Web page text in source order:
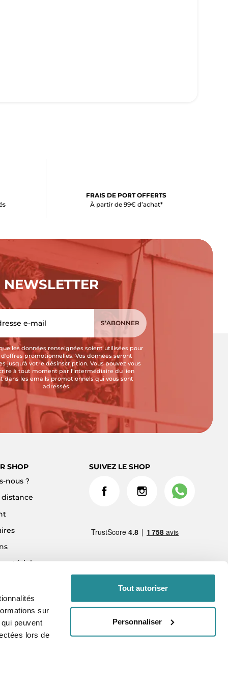
sur
peuvent
lors de
Tout autoriser
Personnaliser
FRAIS DE PORT OFFERTS
À partir de 99€ d’achat*
NEWSLETTER
les données renseignées soient utilisées pour
d'offres promotionnelles. Vos données seront
jusqu'à votre désinscription. Vous pouvez vous
à tout moment par l'intermédiaire du lien
dans les emails promotionnels qui vous sont
adressés.
SHOP
nous ?
distance
matériel
SUIVEZ LE SHOP